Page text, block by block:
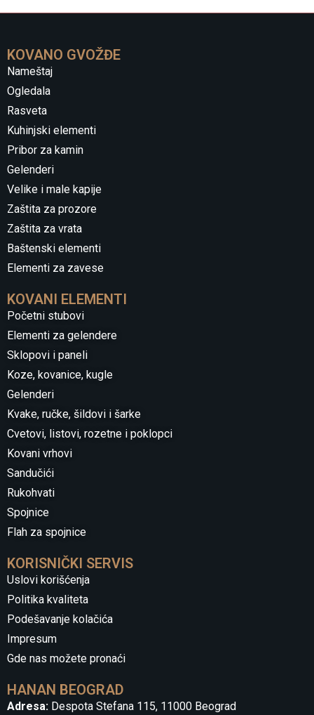
KOVANO GVOŽĐE
Nameštaj
Ogledala
Rasveta
Kuhinjski elementi
Pribor za kamin
Gelenderi
Velike i male kapije
Zaštita za prozore
Zaštita za vrata
Baštenski elementi
Elementi za zavese
KOVANI ELEMENTI
Početni stubovi
Elementi za gelendere
Sklopovi i paneli
Koze, kovanice, kugle
Gelenderi
Kvake, ručke, šildovi i šarke
Cvetovi, listovi, rozetne i poklopci
Kovani vrhovi
Sandučići
Rukohvati
Spojnice
Flah za spojnice
KORISNIČKI SERVIS
Uslovi korišćenja
Politika kvaliteta
Podešavanje kolačića
Impresum
Gde nas možete pronaći
HANAN BEOGRAD
Adresa: Despota Stefana 115, 11000 Beograd